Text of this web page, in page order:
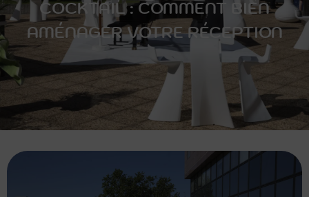
COCKTAIL : COMMENT BIEN
AMÉNAGER VOTRE RÉCEPTION